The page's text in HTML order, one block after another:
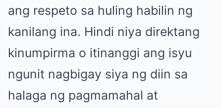
ang respeto sa huling habilin ng
kanilang ina. Hindi niya direktang
kinumpirma o itinanggi ang isyu
ngunit nagbigay siya ng diin sa
halaga ng pagmamahal at